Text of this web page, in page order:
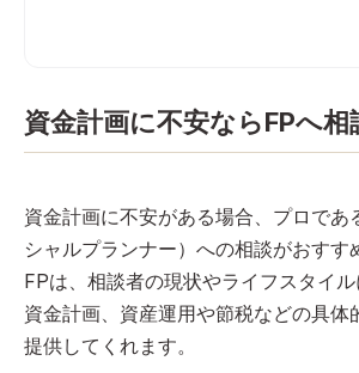
資金計画に不安ならFPへ相
資金計画に不安がある場合、プロであ
シャルプランナー）への相談がおすす
FPは、相談者の現状やライフスタイ
資金計画、資産運用や節税などの具体
提供してくれます。